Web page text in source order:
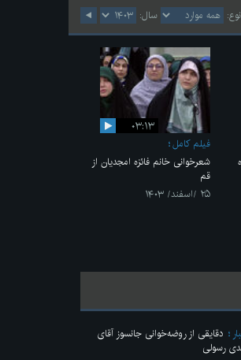
نوع: سال:
۰۳:۱۳
فیلم کامل
شعرخوانی خانم فائزه امجدیان از
قم
۲۵ /اسفند/ ۱۴۰۳
دقایقی از روضه‌خوانی جانسوز آقای
رسولی